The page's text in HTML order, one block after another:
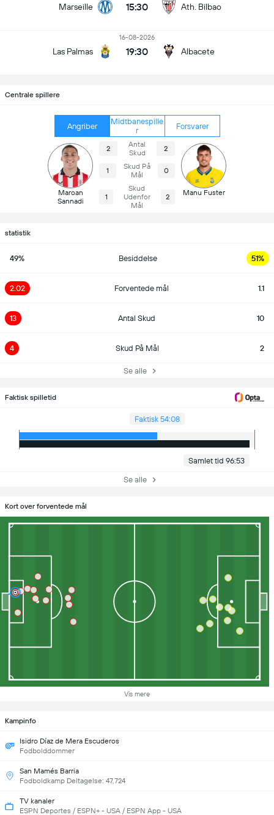
Marseille 15:30 Ath. Bilbao
Las Palmas
16-08-2026
19:30 Albacete
Centrale spillere
Angriber
Midtbanespille
r
Forsvarer
Maroan
Sannadi
2
Antal
Skud
2
1
Skud På
Mål
0
1
Skud
Udenfor
Mål
2 Manu Fuster
statistik
49% Besiddelse 51%
2.02 Forventede mål 1.1
13 Antal Skud 10
4 Skud På Mål 2
Se alle
Faktisk spilletid
Faktisk 54:08
Samlet tid 96:53
Se alle
Kort over forventede mål
Vis mere
Kampinfo
Isidro Díaz de Mera Escuderos
Fodbolddommer
San Mamés Barria
Fodboldkamp Deltagelse: 47,724
TV kanaler
ESPN Deportes / ESPN+ - USA / ESPN App - USA